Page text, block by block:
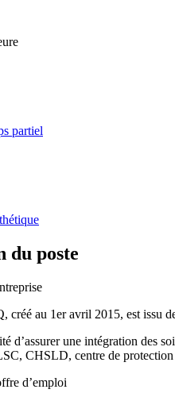
partiel
du poste
au 1er avril 2015, est issu
d’assurer une intégration des
CHSLD, centre de protection
d’emploi